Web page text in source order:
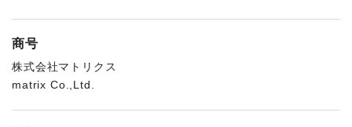
商号
株式会社マトリクス
matrix Co.,Ltd.